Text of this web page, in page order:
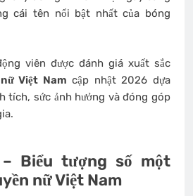
cái tên nổi bật nhất của bóng
viên được đánh giá xuất sắc
Việt Nam cập nhật 2026 dựa
tích, sức ảnh hưởng và đóng góp
Biểu tượng số một
nữ Việt Nam